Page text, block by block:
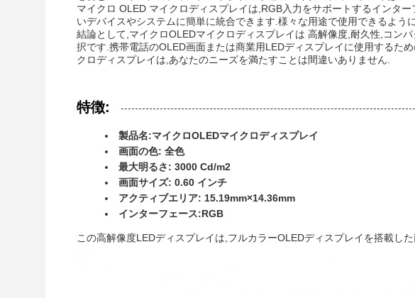
マイクロ OLED マイクロディスプレイは,RGB入力をサポートするインタ
いデバイスやシステムに簡単に統合できます.様々な用途で使用できるよう
結論として,マイクロOLEDマイクロディスプレイは 高解像度,耐久性,コン
択です.携帯電話のOLED画面または商業用LEDディスプレイに使用するた
クロディスプレイは,あなたのニーズを満たすことは間違いありません.
特徴:
製品名:マイクロOLEDマイクロディスプレイ
画面の色: 全色
最大明るさ: 3000 Cd/m2
画面サイズ: 0.60 インチ
アクティブエリア: 15.19mm×14.36mm
インターフェース:RGB
この高解像度LEDディスプレイは,フルカラーOLEDディスプレイを搭載し